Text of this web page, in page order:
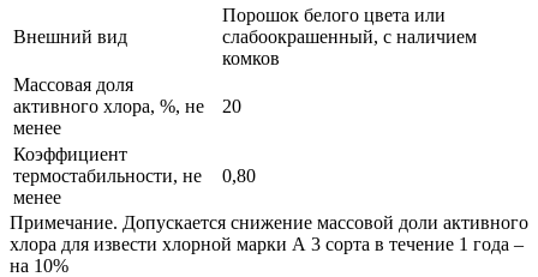
Внешний вид
Порошок белого цвета или
слабоокрашенный, с наличием
комков
Массовая доля
активного хлора, %, не
менее
20
Коэффициент
термостабильности, не
менее
0,80
Примечание. Допускается снижение массовой доли активного
хлора для извести хлорной марки А 3 сорта в течение 1 года –
на 10%